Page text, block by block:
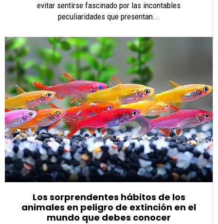
evitar sentirse fascinado por las incontables
peculiaridades que presentan...
Los sorprendentes hábitos de los
animales en peligro de extinción en el
mundo que debes conocer